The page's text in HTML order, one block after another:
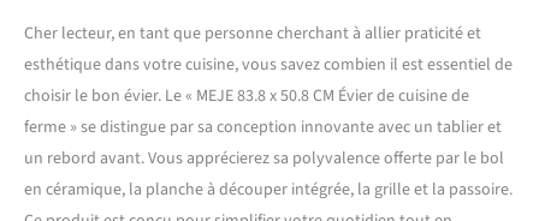
Cher lecteur, en tant que personne cherchant à allier praticité et
esthétique dans votre cuisine, vous savez combien il est essentiel de
choisir le bon évier. Le « MEJE 83.8 x 50.8 CM Évier de cuisine de
ferme » se distingue par sa conception innovante avec un tablier et
un rebord avant. Vous apprécierez sa polyvalence offerte par le bol
en céramique, la planche à découper intégrée, la grille et la passoire.